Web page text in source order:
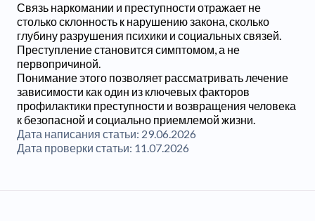
Связь наркомании и преступности отражает не
столько склонность к нарушению закона, сколько
глубину разрушения психики и социальных связей.
Преступление становится симптомом, а не
первопричиной.
Понимание этого позволяет рассматривать лечение
зависимости как один из ключевых факторов
профилактики преступности и возвращения человека
к безопасной и социально приемлемой жизни.
Дата написания статьи: 29.06.2026
Дата проверки статьи: 11.07.2026